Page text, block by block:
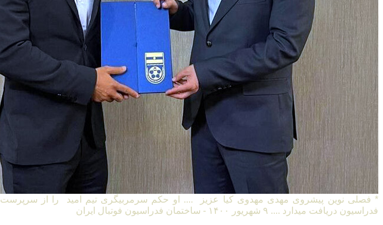
* فصلی نوین پیشروی مهدی مهدوی کیا عزیز .... او حکم سرمربیگری تیم امید را از سرپرست
فدراسیون دریافت میدارد .... ۹ شهریور ۱۴۰۰ - ساختمان فدراسیون فوتبال ایران